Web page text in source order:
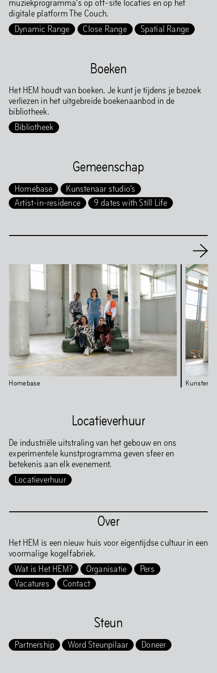
muziekprogramma's op off-site locaties en op het
digitale platform The Couch.
Dynamic Range
Close Range Spatial Range
Boeken
Het HEM houdt van boeken. Je kunt je tijdens je bezoek
verliezen in het uitgebreide boekenaanbod in de
bibliotheek.
Bibliotheek
Gemeenschap
Homebase
Kunstenaar studio’s
Artist-in-residence
9 dates with Still Life
Homebase
Locatieverhuur
De industriële uitstraling van het gebouw en ons
experimentele kunstprogramma geven sfeer en
betekenis aan elk evenement.
Locatieverhuur
Over
Het HEM is een nieuw huis voor eigentijdse cultuur in een
voormalige kogelfabriek.
Wat is Het HEM?
Organisatie
Pers
Vacatures
Contact
Steun
Partnership Word Steunpilaar Doneer